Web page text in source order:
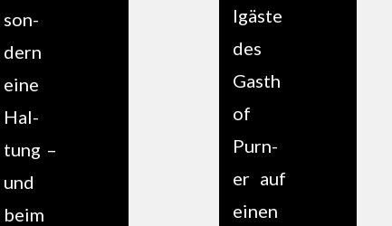
son­
dern
eine
Hal­
tung –
und
beim
l­gäste
des
Gasth
of
Purn­
er auf
einen